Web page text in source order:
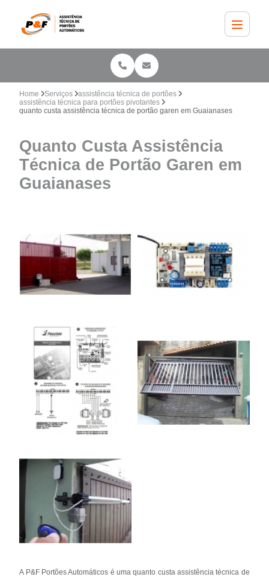
Home Serviços
assistência técnica de portões
assistência técnica para portões pivotantes
quanto custa assistência técnica de portão garen em Guaianases
Quanto Custa Assistência
Técnica de Portão Garen em
Guaianases
A P&F Portões Automáticos é uma quanto custa assistência técnica de